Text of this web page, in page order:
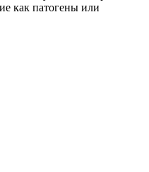
как патогены или